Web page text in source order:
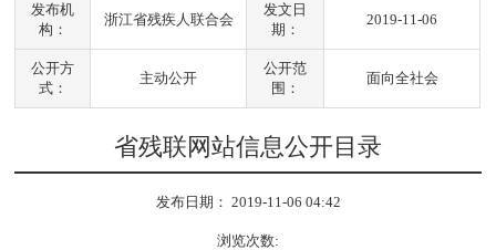
发布机
构：
浙江省残疾人联合会
发文日
期：
2019-11-06
公开方
式：
主动公开
公开范
围：
面向全社会
省残联网站信息公开目录
发布日期： 2019-11-06 04:42
浏览次数: